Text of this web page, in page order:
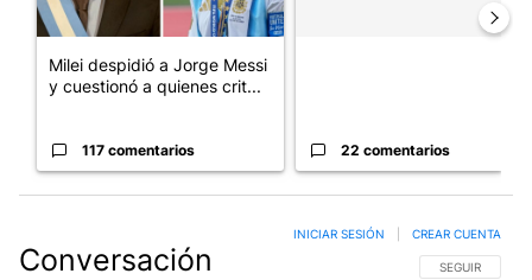
Milei despidió a Jorge Messi
y cuestionó a quienes crit...
117 comentarios 22 comentarios
Conversación SIGA ESTA
SEGUIR
INICIAR SESIÓN CREAR CUENTA